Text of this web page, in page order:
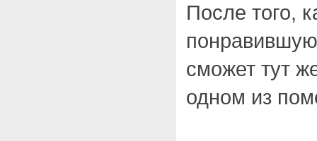
После того,
сможет тут
одном из